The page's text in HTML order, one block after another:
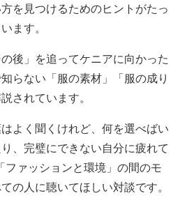
を見つけるためのヒントがたっ
ます。
後」を追ってケニアに向かった
らない「服の素材」「服の成り
されています。
よく聞くけれど、何を選べばい
、完璧にできない自分に疲れて
ァッションと環境」の間のモ
の人に聴いてほしい対談です。